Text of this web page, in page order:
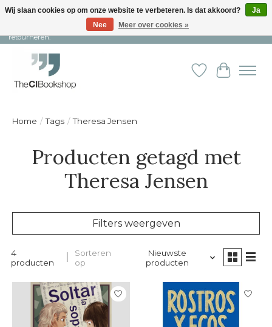
Snelle levering en persoonlijke service ︱ Niet goed? Geld terug! ︱ Gratis
retourneren.
Verlanglijst
Home / Tags / Theresa Jensen
Producten getagd met
Theresa Jensen
Filters weergeven
4
producten
Sorteren
op
Nieuwste
producten
Wij slaan cookies op om onze website te verbeteren. Is dat akkoord?
Ja
Nee
Meer over cookies »